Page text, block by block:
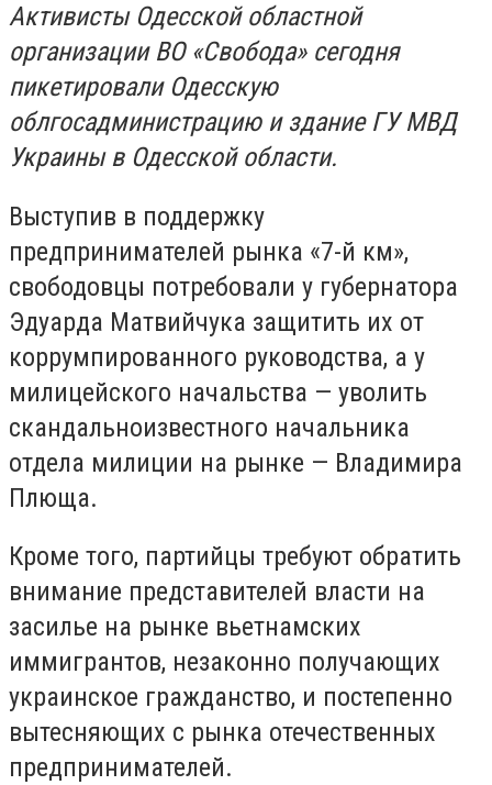
Активисты Одесской областной
организации ВО «Свобода» сегодня
пикетировали Одесскую
облгосадминистрацию и здание ГУ МВД
Украины в Одесской области.
Выступив в поддержку
предпринимателей рынка «7-й км»,
свободовцы потребовали у губернатора
Эдуарда Матвийчука защитить их от
коррумпированного руководства, а у
милицейского начальства — уволить
скандальноизвестного начальника
отдела милиции на рынке — Владимира
Плюща.
Кроме того, партийцы требуют обратить
внимание представителей власти на
засилье на рынке вьетнамских
иммигрантов, незаконно получающих
украинское гражданство, и постепенно
вытесняющих с рынка отечественных
предпринимателей.